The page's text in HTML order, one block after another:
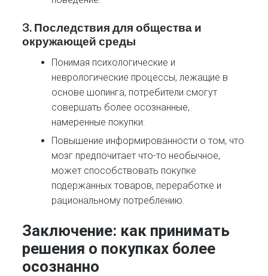
3. Последствия для общества и
окружающей среды
Понимая психологические и
неврологические процессы, лежащие в
основе шопинга, потребители смогут
совершать более осознанные,
намеренные покупки.
Повышение информированности о том, что
мозг предпочитает что-то необычное,
может способствовать покупке
подержанных товаров, переработке и
рациональному потреблению.
Заключение: как принимать
решения о покупках более
осознанно